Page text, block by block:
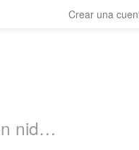
Crear una
nid…